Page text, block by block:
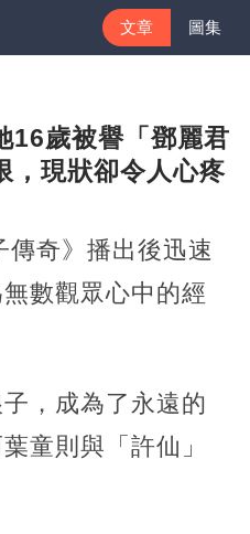
文章 圖集
16歲被譽「鄧麗君
，現狀卻令人心疼
奇》播出後迅速
數觀眾心中的經
，成為了永遠的
童則與「許仙」